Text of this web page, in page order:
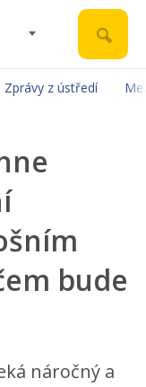
Zprávy z ústředí
bude
náročný a